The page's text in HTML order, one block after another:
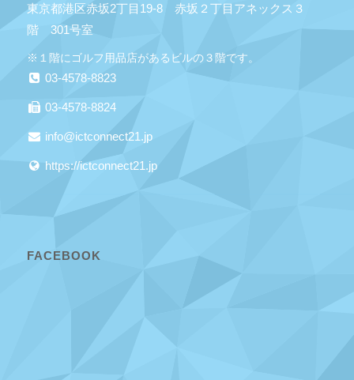
東京都港区赤坂2丁目19-8 赤坂２丁目アネックス３
階 301号室
※１階にゴルフ用品店があるビルの３階です。
03-4578-8823
03-4578-8824
info@ictconnect21.jp
https://ictconnect21.jp
FACEBOOK